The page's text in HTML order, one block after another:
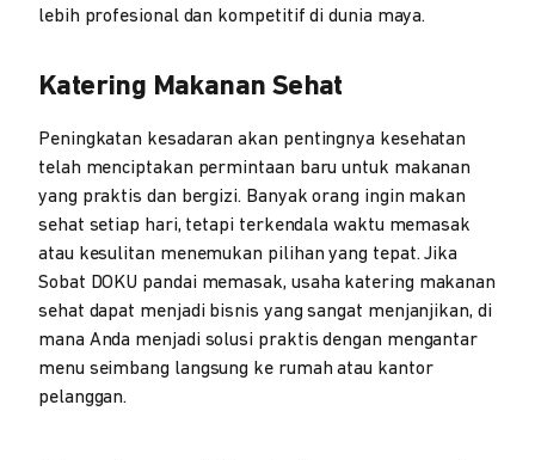
lebih profesional dan kompetitif di dunia maya.
Katering Makanan Sehat
Peningkatan kesadaran akan pentingnya kesehatan
telah menciptakan permintaan baru untuk makanan
yang praktis dan bergizi. Banyak orang ingin makan
sehat setiap hari, tetapi terkendala waktu memasak
atau kesulitan menemukan pilihan yang tepat. Jika
Sobat DOKU pandai memasak, usaha katering makanan
sehat dapat menjadi bisnis yang sangat menjanjikan, di
mana Anda menjadi solusi praktis dengan mengantar
menu seimbang langsung ke rumah atau kantor
pelanggan.